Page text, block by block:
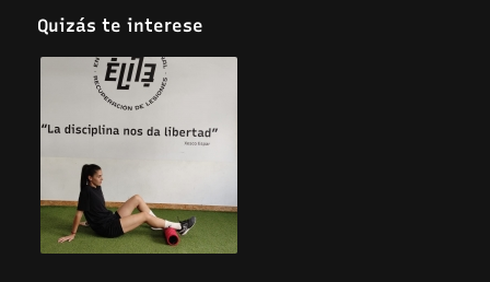
Quizás te interese